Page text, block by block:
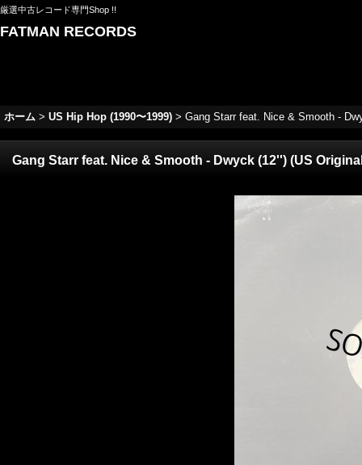
厳選中古レコード専門Shop !!
FATMAN RECORDS
ホーム > US Hip Hop (1990〜1999) > Gang Starr feat. Nice & Smooth -
Gang Starr feat. Nice & Smooth - Dwyck (12'') (US